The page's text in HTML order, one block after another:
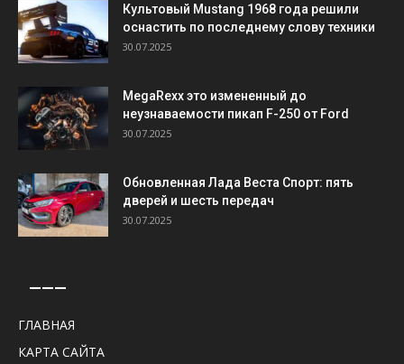
Культовый Mustang 1968 года решили
оснастить по последнему слову техники
30.07.2025
MegaRexx это измененный до
неузнаваемости пикап F-250 от Ford
30.07.2025
Обновленная Лада Веста Спорт: пять
дверей и шесть передач
30.07.2025
———
ГЛАВНАЯ
КАРТА САЙТА